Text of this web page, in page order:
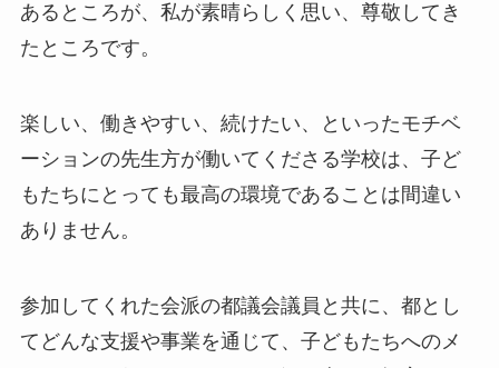
あるところが、私が素晴らしく思い、尊敬してき
たところです。
楽しい、働きやすい、続けたい、といったモチベ
ーションの先生方が働いてくださる学校は、子ど
もたちにとっても最高の環境であることは間違い
ありません。
参加してくれた会派の都議会議員と共に、都とし
てどんな支援や事業を通じて、子どもたちへのメ